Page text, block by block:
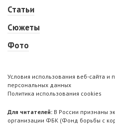
Статьи
Сюжеты
Фото
Условия использования веб-сайта и
персональных данных
Политика использования cookies
Для читателей: В России признаны
организации ФБК (Фонд борьбы с